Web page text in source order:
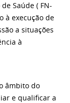
Saúde ( FN-
à execução de
a situações
à
âmbito do
e qualificar a